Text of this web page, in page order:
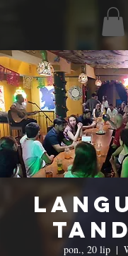
pon., 20 lip
  |